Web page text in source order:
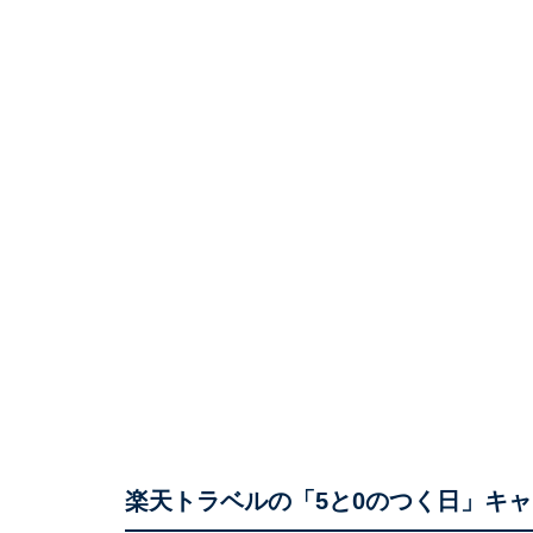
楽天トラベルの「5と0のつく日」キ